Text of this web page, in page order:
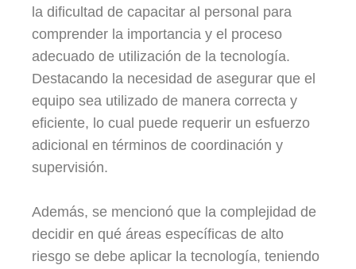
la dificultad de capacitar al personal para
comprender la importancia y el proceso
adecuado de utilización de la tecnología.
Destacando la necesidad de asegurar que el
equipo sea utilizado de manera correcta y
eficiente, lo cual puede requerir un esfuerzo
adicional en términos de coordinación y
supervisión.
Además, se mencionó que la complejidad de
decidir en qué áreas específicas de alto
riesgo se debe aplicar la tecnología, teniendo